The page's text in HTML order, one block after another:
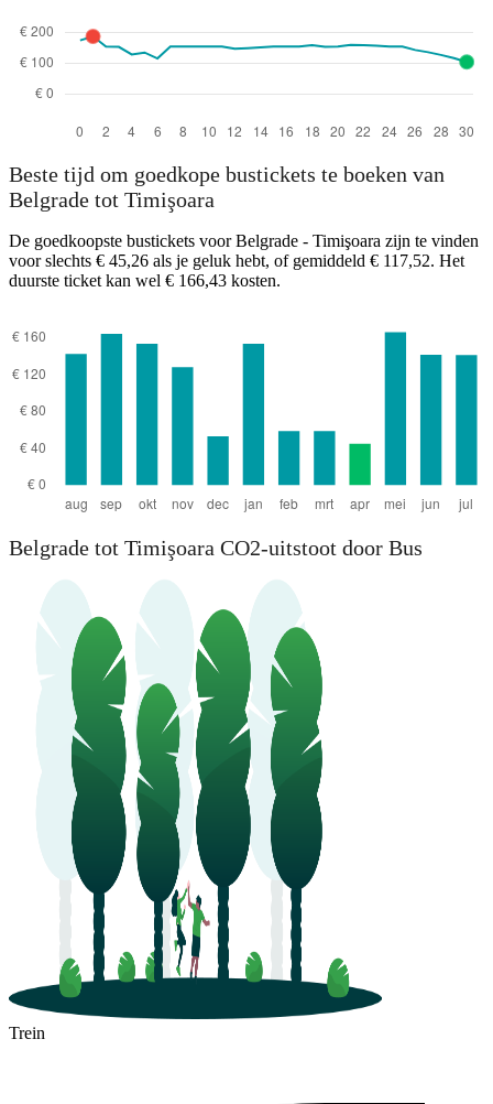
Beste tijd om goedkope bustickets te boeken van
Belgrade tot Timişoara
De goedkoopste bustickets voor Belgrade - Timişoara zijn te vinden
voor slechts € 45,26 als je geluk hebt, of gemiddeld € 117,52. Het
duurste ticket kan wel € 166,43 kosten.
Belgrade tot Timişoara CO2-uitstoot door Bus
Trein